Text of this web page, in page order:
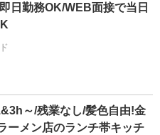
日勤務OK/WEB面接で当日
～/残業なし/髪色自由!金
ーメン店のランチ帯キッチ